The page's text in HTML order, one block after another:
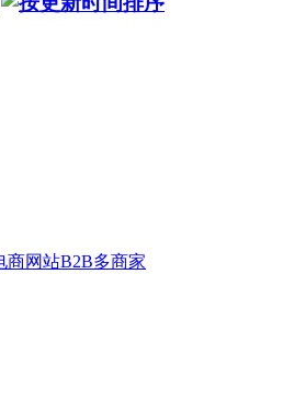
商网站B2B多商家